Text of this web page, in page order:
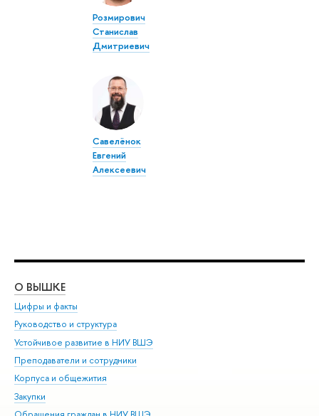
Розмирович
Станислав
Дмитриевич
Савелёнок
Евгений
Алексеевич
О ВЫШКЕ
Цифры и факты
Руководство и структура
Устойчивое развитие в НИУ ВШЭ
Преподаватели и сотрудники
Корпуса и общежития
Закупки